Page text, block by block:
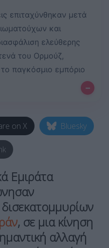
επιταχύνθηκαν μετά
και
ελεύθερης
του Ορμούζ,
το παγκόσμιο εμπόριο
–
on X Bluesky
Εμιράτα
, σε μια κίνηση
αλλαγή